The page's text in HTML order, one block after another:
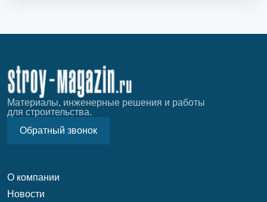
Материалы, инженерные решения и работы
для строительства.
Обратный звонок
О компании
Новости